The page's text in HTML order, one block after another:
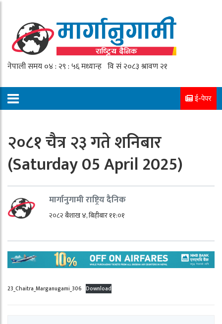
ई-पेपर
२०८१ चैत्र २३ गते शनिबार
(Saturday 05 April 2025)
मार्गानुगामी राष्ट्रिय दैनिक
२०८२ बैशाख ४, बिहीबार ११:०१
23_Chaitra_Marganugami_306 Download